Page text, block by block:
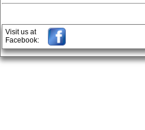
Visit us at
Facebook: